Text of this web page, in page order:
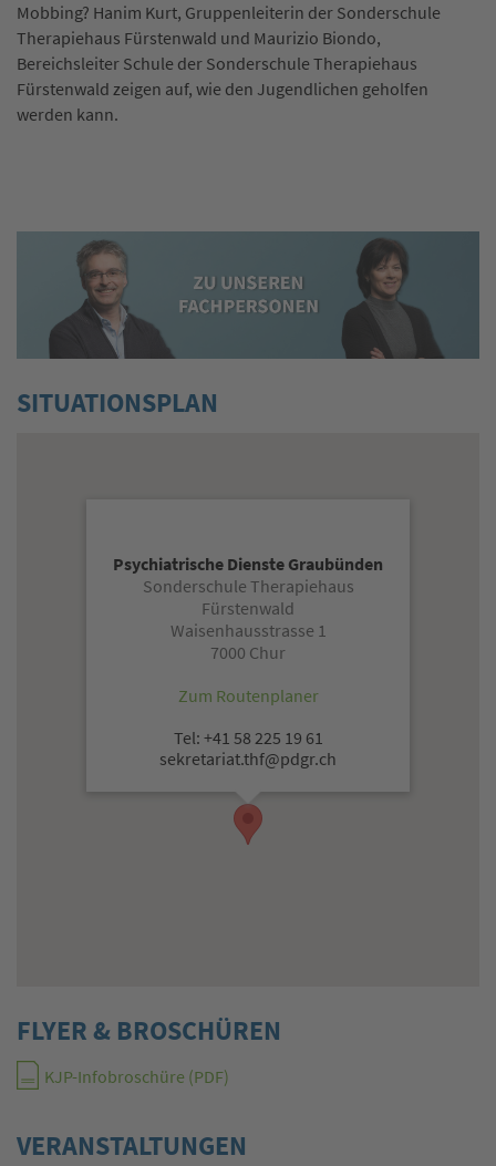
Mobbing? Hanim Kurt, Gruppenleiterin der Sonderschule
Therapiehaus Fürstenwald und Maurizio Biondo,
Bereichsleiter Schule der Sonderschule Therapiehaus
Fürstenwald zeigen auf, wie den Jugendlichen geholfen
werden kann.
SITUATIONSPLAN
Psychiatrische Dienste Graubünden
Sonderschule Therapiehaus
Fürstenwald
Waisenhausstrasse 1
7000 Chur
Zum Routenplaner
Tel: +41 58 225 19 61
sekretariat.thf@pdgr.ch
FLYER & BROSCHÜREN
KJP-Infobroschüre (PDF)
VERANSTALTUNGEN